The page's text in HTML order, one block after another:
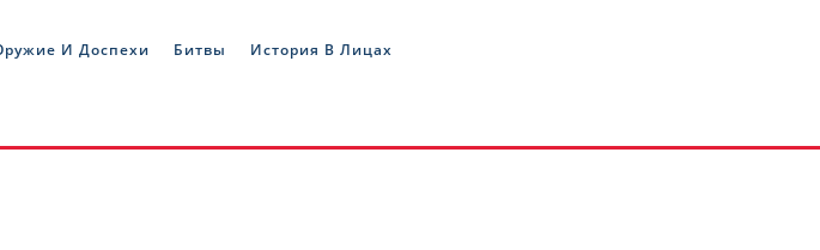
И Доспехи Битвы История В Лицах